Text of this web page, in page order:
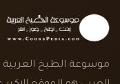
موسوعة الطبخ